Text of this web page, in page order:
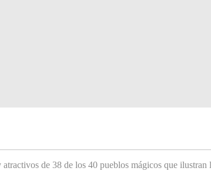
de 38 de los 40 pueblos mágicos que